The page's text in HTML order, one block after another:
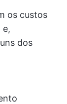
os custos
e,
dos